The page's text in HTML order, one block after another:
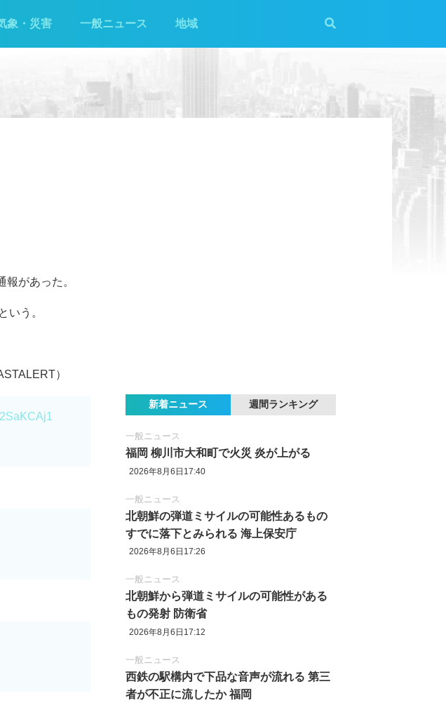
象・災害 一般ニュース 地域
があった。
いう。
）
新着ニュース 週間ランキング
一般ニュース
福岡 柳川市大和町で火災 炎が上がる
2026年8月6日17:40
一般ニュース
北朝鮮の弾道ミサイルの可能性あるもの
すでに落下とみられる 海上保安庁
2026年8月6日17:26
一般ニュース
北朝鮮から弾道ミサイルの可能性がある
もの発射 防衛省
2026年8月6日17:12
一般ニュース
西鉄の駅構内で下品な音声が流れる 第三
者が不正に流したか 福岡